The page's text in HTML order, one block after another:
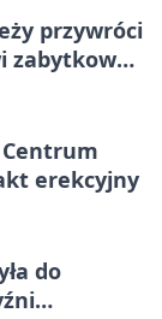
przywróci
zabytkowy
erekcyjny
do